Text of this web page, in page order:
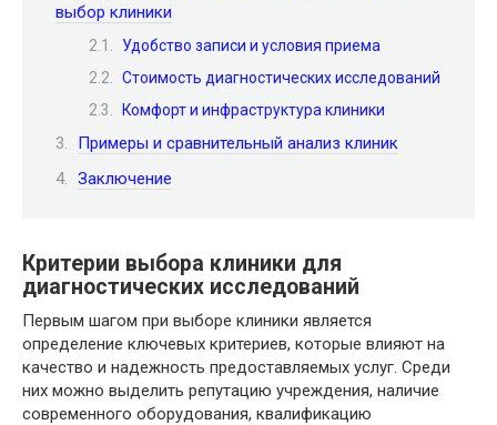
выбор клиники
Удобство записи и условия приема
Стоимость диагностических исследований
Комфорт и инфраструктура клиники
Примеры и сравнительный анализ клиник
Заключение
Критерии выбора клиники для
диагностических исследований
Первым шагом при выборе клиники является
определение ключевых критериев, которые влияют на
качество и надежность предоставляемых услуг. Среди
них можно выделить репутацию учреждения, наличие
современного оборудования, квалификацию